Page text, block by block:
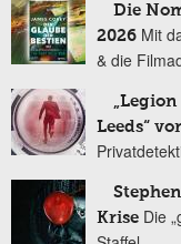
Die
2026 Mit
& die
Leeds“
Krise Die